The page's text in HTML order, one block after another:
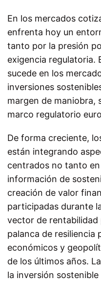
En los mercados
enfrenta hoy un
tanto por la presión
exigencia regulatoria.
sucede en los
inversiones
margen de maniobra,
marco regulatorio
De forma creciente,
están integrando
centrados no tanto
información de
creación de valor
participadas durante
vector de rentabilidad
palanca de resiliencia
económicos y
de los últimos años.
la inversión